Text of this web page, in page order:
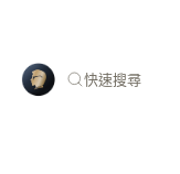
快速搜尋